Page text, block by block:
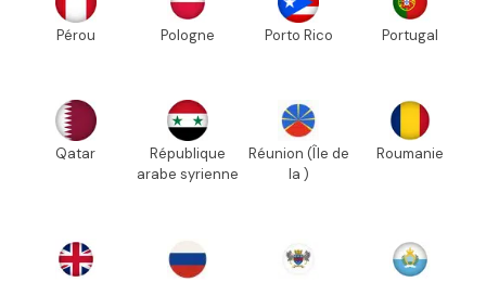
Pérou Pologne Porto Rico Portugal
Qatar
République
arabe syrienne
Réunion (Île de
la )
Roumanie